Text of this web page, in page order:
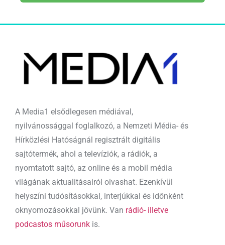
A Media1 elsődlegesen médiával,
nyilvánossággal foglalkozó, a Nemzeti Média- és
Hírközlési Hatóságnál regisztrált digitális
sajtótermék, ahol a televíziók, a rádiók, a
nyomtatott sajtó, az online és a mobil média
világának aktualitásairól olvashat. Ezenkívül
helyszíni tudósításokkal, interjúkkal és időnként
oknyomozásokkal jövünk. Van rádió- illetve
podcastos műsorunk is.